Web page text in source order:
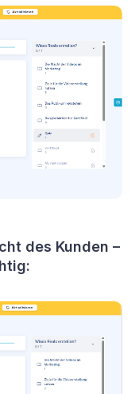
des Kunden –